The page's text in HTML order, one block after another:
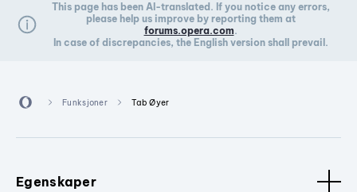
This page has been AI-translated. If you notice any errors,
please help us improve by reporting them at
forums.opera.com.
In case of discrepancies, the English version shall prevail.
Funksjoner Tab Øyer
Egenskaper